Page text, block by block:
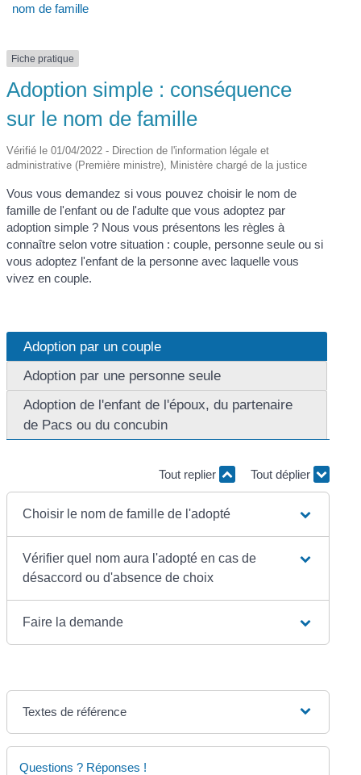
nom de famille
Fiche pratique
Adoption simple : conséquence
sur le nom de famille
Vérifié le 01/04/2022 - Direction de l'information légale et
administrative (Première ministre), Ministère chargé de la justice
Vous vous demandez si vous pouvez choisir le nom de
famille de l'enfant ou de l'adulte que vous adoptez par
adoption simple ? Nous vous présentons les règles à
connaître selon votre situation : couple, personne seule ou si
vous adoptez l'enfant de la personne avec laquelle vous
vivez en couple.
Adoption par un couple
Adoption par une personne seule
Adoption de l'enfant de l'époux, du partenaire
de Pacs ou du concubin
Tout replier Tout déplier
Choisir le nom de famille de l'adopté
Vérifier quel nom aura l'adopté en cas de
désaccord ou d'absence de choix
Faire la demande
Textes de référence
Questions ? Réponses !